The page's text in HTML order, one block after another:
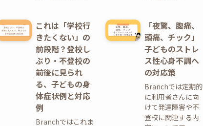
これは「学校行
きたくない」の
前段階？登校し
ぶり・不登校の
前後に見られ
る、子どもの身
体症状例と対応
例
Branchではこれま
「夜驚、腹痛、
頭痛、チック」
子どものストレ
ス性心身不調へ
の対応策
Branchでは定期的
に利用者さんに向
けて発達障害や不
登校に関連する内